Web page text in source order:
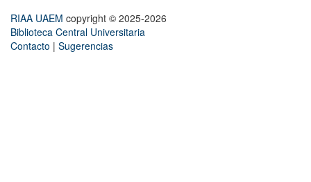
RIAA UAEM copyright © 2025-2026
Biblioteca Central Universitaria
Contacto | Sugerencias